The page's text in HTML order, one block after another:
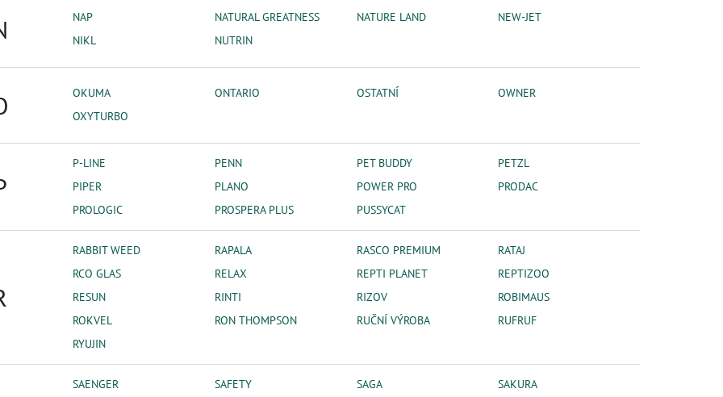
NAP NATURAL GREATNESS NATURE LAND
NEW-JET
NIKL
NUTRIN
OKUMA ONTARIO OSTATNÍ
OWNER
OXYTURBO
P-LINE PENN PET BUDDY
PETZL
PIPER
PLANO POWER PRO
PRODAC
PROLOGIC
PROSPERA PLUS PUSSYCAT
RABBIT WEED RAPALA RASCO PREMIUM
RATAJ
RCO GLAS
RELAX REPTI PLANET
REPTIZOO
RESUN
RINTI RIZOV
ROBIMAUS
ROKVEL
RON THOMPSON RUČNÍ VÝROBA
RUFRUF
RYUJIN
SAENGER SAFETY SAGA
SAKURA